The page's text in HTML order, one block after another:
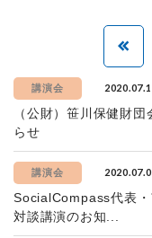
講演会
（公財）笹川保健財
らせ
講演会
SocialCompass代表
対談講演のお知...